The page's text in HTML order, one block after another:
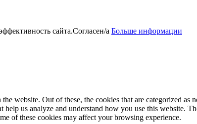
сайта.Согласен/а Больше информации
website. Out of these, the cookies that are categorized as
us analyze and understand how you use this website.
of these cookies may affect your browsing experience.